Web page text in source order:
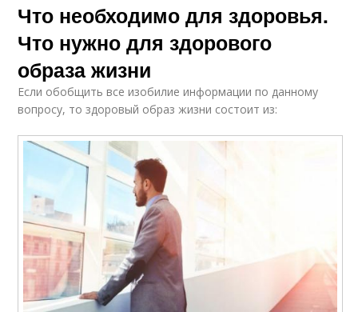
Что необходимо для здоровья.
Что нужно для здорового
образа жизни
Если обобщить все изобилие информации по данному
вопросу, то здоровый образ жизни состоит из: